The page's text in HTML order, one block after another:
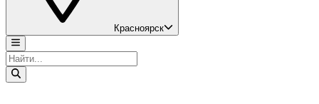
Красноярск